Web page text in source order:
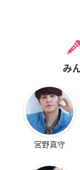
み
宮野真守